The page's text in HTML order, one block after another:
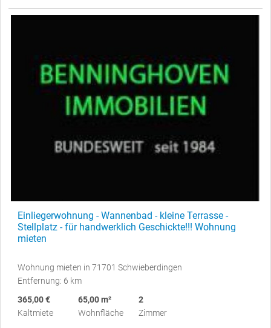
Einliegerwohnung - Wannenbad - kleine Terrasse -
Stellplatz - für handwerklich Geschickte!!! Wohnung
mieten
Wohnung mieten in 71701 Schwieberdingen
Entfernung: 6 km
365,00 €
Kaltmiete
65,00 m²
Wohnfläche
2
Zimmer